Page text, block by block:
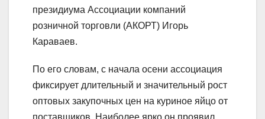
президиума Ассоциации компаний
розничной торговли (АКОРТ) Игорь
Караваев.
По его словам, с начала осени ассоциация
фиксирует длительный и значительный рост
оптовых закупочных цен на куриное яйцо от
поставщиков. Наиболее ярко он проявил